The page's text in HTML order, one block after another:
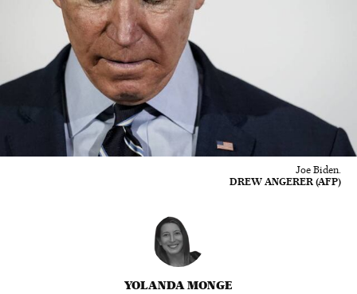
Joe Biden.
DREW ANGERER (AFP)
YOLANDA MONGE